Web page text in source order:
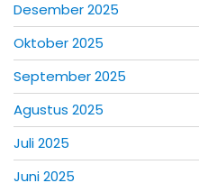
Desember 2025
Oktober 2025
September 2025
Agustus 2025
Juli 2025
Juni 2025